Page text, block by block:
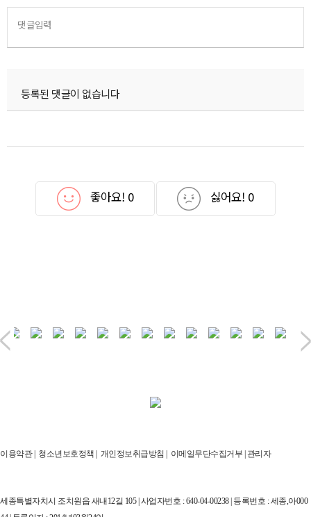
댓글입력
등록된 댓글이 없습니다
좋아요! 0 싫어요! 0
이용약관| 청소년보호정책 | 개인정보취급방침 | 이메일무단수집거부 | 관리자
세종특별자치시 조치원읍 새내12길 105 | 사업자번호 : 640-04-00238 | 등록번호 : 세종,아000